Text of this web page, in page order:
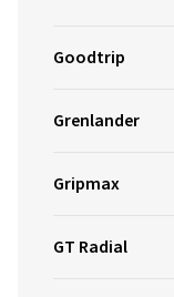
Goodtrip
Grenlander
Gripmax
GT Radial